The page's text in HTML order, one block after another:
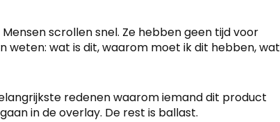
scrollen snel. Ze hebben geen tijd voor
weten: wat is dit, waarom moet ik dit hebben, wat
redenen waarom iemand dit product
in de overlay. De rest is ballast.